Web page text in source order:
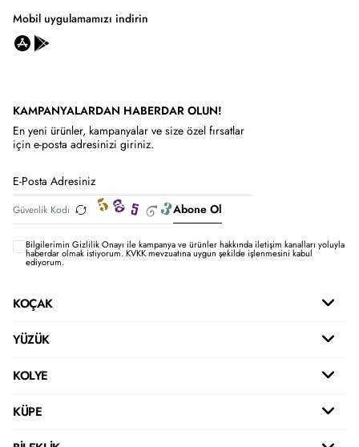
Mobil uygulamamızı indirin
KAMPANYALARDAN HABERDAR OLUN!
En yeni ürünler, kampanyalar ve size özel fırsatlar
için e-posta adresinizi giriniz.
Abone Ol
Bilgilerimin Gizlilik Onayı ile kampanya ve ürünler hakkında iletişim kanalları yoluyla
haberdar olmak istiyorum.KVKK mevzuatına uygun şekilde işlenmesini kabul
ediyorum.
KOÇAK
YÜZÜK
KOLYE
KÜPE